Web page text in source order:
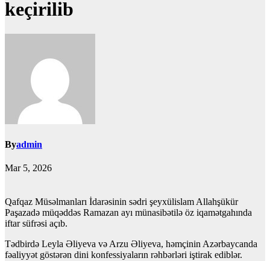
keçirilib
Byadmin
Mar 5, 2026
Qafqaz Müsəlmanları İdarəsinin sədri şeyxülislam Allahşükür
Paşazadə müqəddəs Ramazan ayı münasibətilə öz iqamətgahında
iftar süfrəsi açıb.
Tədbirdə Leyla Əliyeva və Arzu Əliyeva, həmçinin Azərbaycanda
fəaliyyət göstərən dini konfessiyaların rəhbərləri iştirak ediblər.